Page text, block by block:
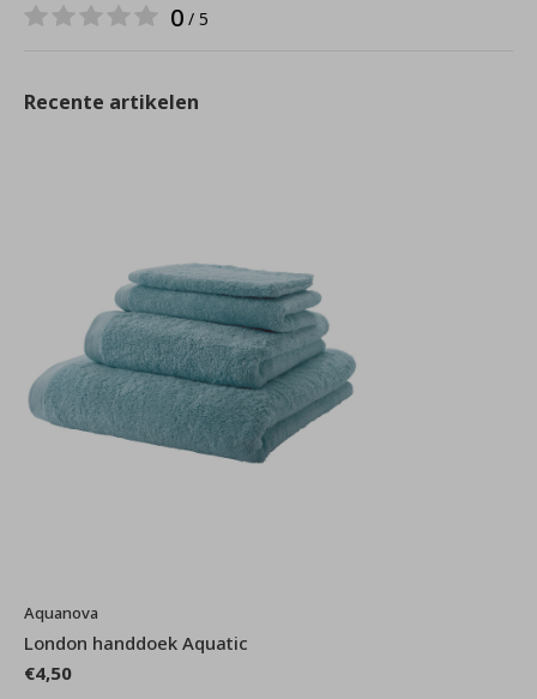
0 / 5
Recente artikelen
Aquanova
London handdoek Aquatic
€4,50